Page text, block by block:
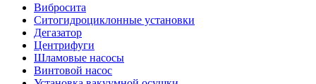
Вибросита
Ситогидроциклонные установки
Дегазатор
Центрифуги
Шламовые насосы
Винтовой насос